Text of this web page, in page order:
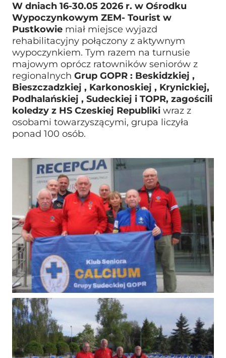
W dniach 16-30.05 2026 r. w Ośrodku
Wypoczynkowym ZEM- Tourist w
Pustkowie miał miejsce wyjazd
rehabilitacyjny połączony z aktywnym
wypoczynkiem. Tym razem na turnusie
majowym oprócz ratowników seniorów z
regionalnych Grup GOPR : Beskidzkiej ,
Bieszczadzkiej , Karkonoskiej , Krynickiej,
Podhalańskiej , Sudeckiej i TOPR, zagościli
koledzy z HS Czeskiej Republiki wraz z
osobami towarzyszącymi, grupa liczyła
ponad 100 osób.